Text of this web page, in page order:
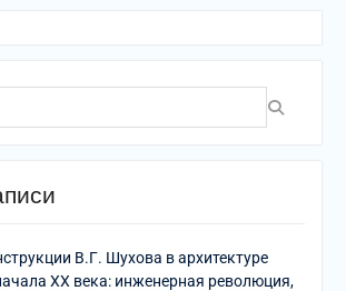
В.Г. Шухова в архитектуре
XX века: инженерная революция,